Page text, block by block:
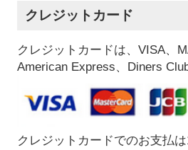
クレジットカード
クレジットカードは、VISA、
American Express、Diners
クレジットカードでのお支払